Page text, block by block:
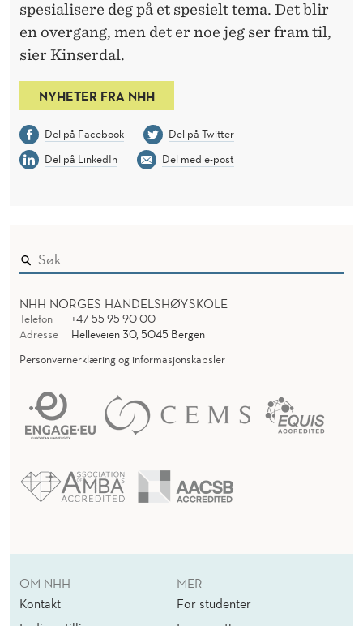
spesialisere deg på et spesielt tema. Det blir
en overgang, men det er noe jeg ser fram til,
sier Kinserdal.
NYHETER FRA NHH
Del på Facebook
Del på Twitter
Del på LinkedIn
Del med e-post
NHH NORGES HANDELSHØYSKOLE
Telefon
+47 55 95 90 00
Adresse
Helleveien 30, 5045 Bergen
Personvernerklæring og informasjonskapsler
OM NHH
Kontakt
MER
For studenter